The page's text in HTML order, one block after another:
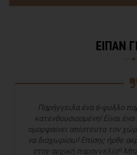
ΕΙΠΑΝ
Παρήγγειλα ένα 6-φυλλο
κατενθουσιασμένη! Είναι
ομορφαίνει απίστευτα τον
να διαχωρίσω! Επίσης ήρθε
στην αρχική παραγγελία!!